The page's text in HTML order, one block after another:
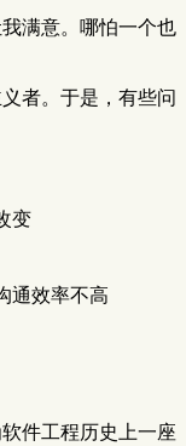
满意。哪怕一个也
者。于是，有些问
变
通效率不高
件工程历史上一座